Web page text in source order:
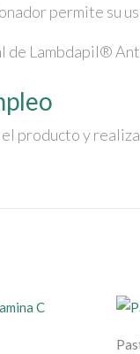
permite su
de Lambdapil®
producto y